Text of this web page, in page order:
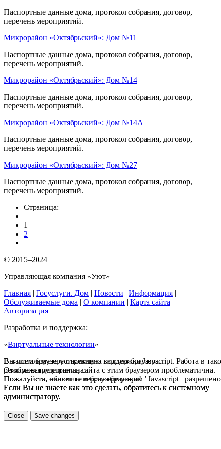
Паспортные данные дома, протокол собрания, договор,
перечень мероприятий.
Микрорайон «Октябрьский»: Дом №11
Паспортные данные дома, протокол собрания, договор,
перечень мероприятий.
Микрорайон «Октябрьский»: Дом №14
Паспортные данные дома, протокол собрания, договор,
перечень мероприятий.
Микрорайон «Октябрьский»: Дом №14А
Паспортные данные дома, протокол собрания, договор,
перечень мероприятий.
Микрорайон «Октябрьский»: Дом №27
Паспортные данные дома, протокол собрания, договор,
перечень мероприятий.
Страница:
1
2
© 2015–2024
Управляющая компания «Уют»
Главная | Госуслуги. Дом | Новости | Информация |
Обслуживаемые дома | О компании | Карта сайта |
Авторизация
Разработка и поддержка:
«Виртуальные технологии»
В вашем браузере отключена поддержка Jasvscript. Работа в
режиме затруднительна.
Пожалуйста, включите в браузере режим "Javascript -
Если Вы не знаете как это сделать, обратитесь к системному
администратору.
Вы используете устаревшую версию браузера.
Отображение страниц сайта с этим браузером проблематична.
Пожалуйста, обновите версию браузера!
Если Вы не знаете как это сделать, обратитесь к системному
администратору.
Close Save changes